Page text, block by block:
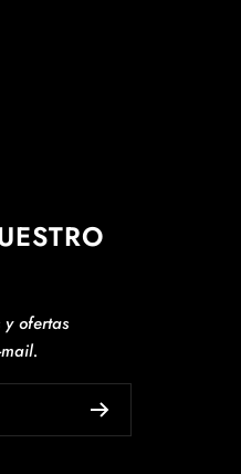
y ofertas